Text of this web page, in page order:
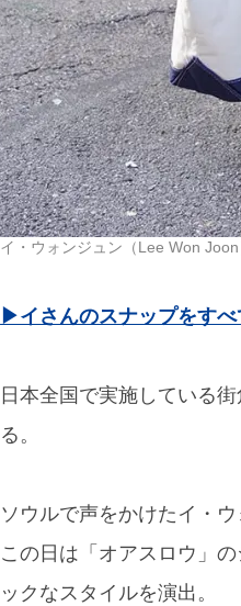
イ・ウォンジュン（Lee Won Joon
▶︎イさんのスナップをすべ
日本全国で実施している
る。
ソウルで声をかけたイ・
この日は「オアスロウ」
ックなスタイルを演出。